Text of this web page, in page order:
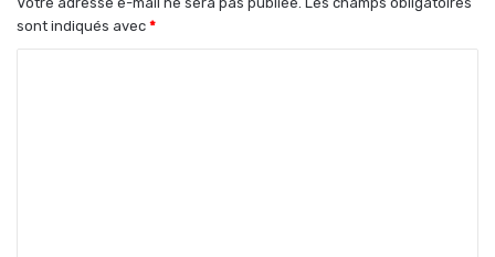
sont indiqués avec *